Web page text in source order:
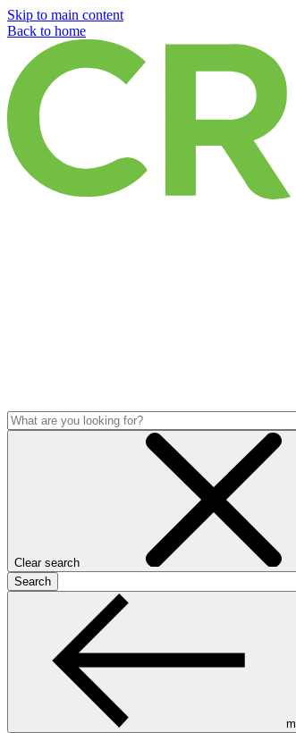
Skip to main content
Back to home
Clear search
Search